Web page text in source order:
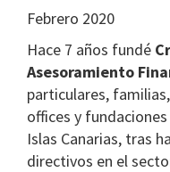
Febrero 2020
Hace 7 años fundé
Asesoramiento
particulares,
offices y
Islas Canarias, tras
directivos en el